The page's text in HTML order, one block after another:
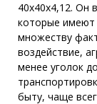
40х40х4,12. Он
которые имеют
множеству
воздействие,
менее уголок
быту, чаще